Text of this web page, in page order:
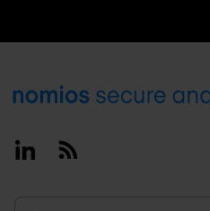
Footer
LinkedinRSS